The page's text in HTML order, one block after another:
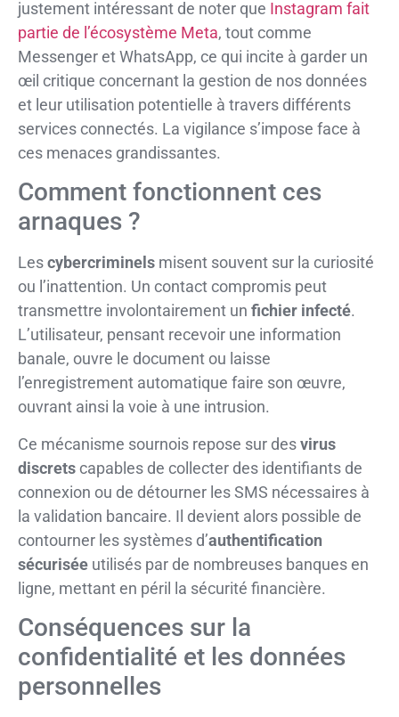
justement intéressant de noter que Instagram fait
partie de l’écosystème Meta, tout comme
Messenger et WhatsApp, ce qui incite à garder un
œil critique concernant la gestion de nos données
et leur utilisation potentielle à travers différents
services connectés. La vigilance s’impose face à
ces menaces grandissantes.
Comment fonctionnent ces
arnaques ?
Lescybercriminels misent souvent sur la curiosité
ou l’inattention. Un contact compromis peut
transmettre involontairement un fichier infecté.
L’utilisateur, pensant recevoir une information
banale, ouvre le document ou laisse
l’enregistrement automatique faire son œuvre,
ouvrant ainsi la voie à une intrusion.
Ce mécanisme sournois repose sur desvirus
discretscapables de collecter des identifiants de
connexion ou de détourner les SMS nécessaires à
la validation bancaire. Il devient alors possible de
contourner les systèmes d’authentification
sécurisée utilisés par de nombreuses banques en
ligne, mettant en péril la sécurité financière.
Conséquences sur la
confidentialité et les données
personnelles